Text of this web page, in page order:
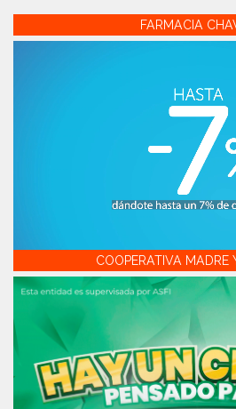
FARMACIA
COOPERATIVA MADRE